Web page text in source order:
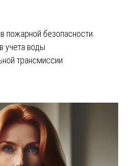
пожарной безопасности
учета воды
трансмиссии